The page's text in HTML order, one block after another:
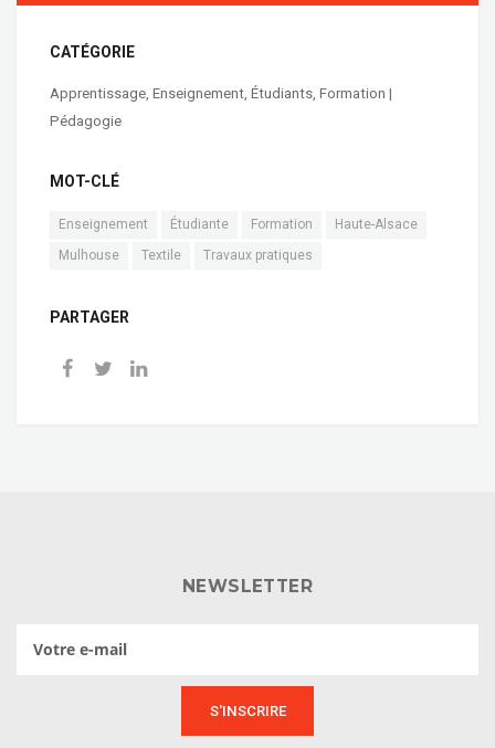
CATÉGORIE
Apprentissage, Enseignement, Étudiants, Formation |
Pédagogie
MOT-CLÉ
Enseignement Étudiante Formation
Haute-Alsace
Mulhouse
Textile Travaux pratiques
PARTAGER
NEWSLETTER